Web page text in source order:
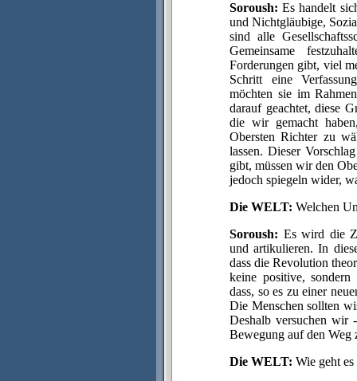
Soroush: Es handelt
und Nichtgläubige,
sind alle
Gemeinsame
Forderungen gibt, viel
Schritt eine
möchten sie im
darauf geachtet, diese
die wir gemacht
Obersten Richter zu
lassen. Dieser
gibt, müssen wir den
jedoch spiegeln wider,
Die WELT: Welchen
Soroush: Es wird die
und artikulieren. In
dass die Revolution
keine positive,
dass, so es zu einer
Die Menschen sollten
Deshalb versuchen wir
Bewegung auf den Weg
Die WELT: Wie geht